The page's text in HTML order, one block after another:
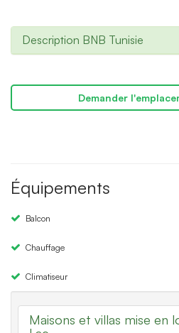
Description BNB Tunisie
Demander
Équipements
Balcon
Chauffage
Climatiseur
Maisons et villas mise en